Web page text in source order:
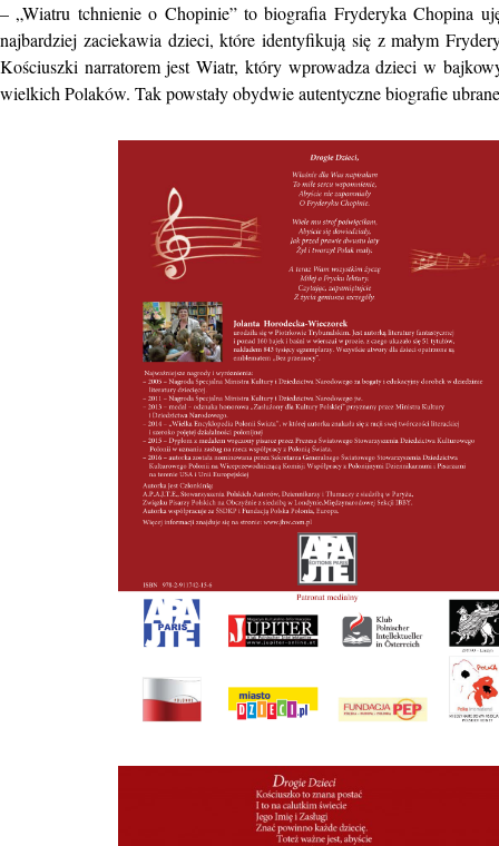
– „Wiatru tchnienie o Chopinie” to biografia Fryderyka Chopina
najbardziej zaciekawia dzieci, które identyfikują się z małym
Kościuszki narratorem jest Wiatr, który wprowadza dzieci w
wielkich Polaków. Tak powstały obydwie autentyczne biografie